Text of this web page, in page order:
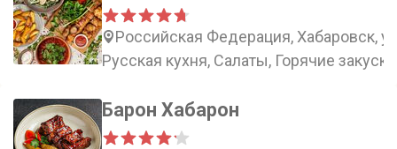
Российская Федерация, Хабаровск,
Русская кухня, Салаты, Горячие
Барон Хабарон